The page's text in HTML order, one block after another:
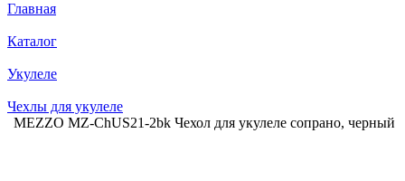
Главная
Каталог
Укулеле
Чехлы для укулеле
MEZZO MZ-ChUS21-2bk Чехол для укулеле сопрано, черный